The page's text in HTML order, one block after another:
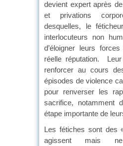
devient expert après
et privations
desquelles, le
interlocuteurs non
d’éloigner leurs
réelle réputation.
renforcer au cours
épisodes de violence
pour renverser les
sacrifice, notamment
étape importante de
Les fétiches sont des
agissent mais